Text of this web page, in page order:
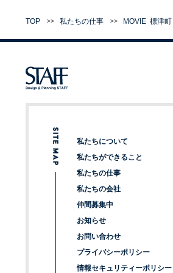
TOP 私たちの仕事 MOVIE 標津町
私たちについて
私たちができること
私たちの仕事
私たちの会社
仲間募集中
お知らせ
お問い合わせ
プライバシーポリシー
情報セキュリティーポリシー